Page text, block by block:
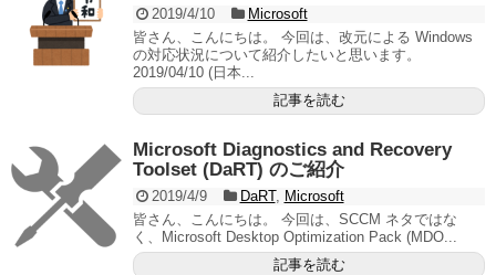
2019/4/10
Microsoft
皆さん、こんにちは。 今回は、改元による Windows
の対応状況について紹介したいと思います。
2019/04/10 (日本...
記事を読む
Microsoft Diagnostics and Recovery
Toolset (DaRT) のご紹介
2019/4/9 DaRT, Microsoft
皆さん、こんにちは。 今回は、SCCM ネタではな
く、Microsoft Desktop Optimization Pack (MDO...
記事を読む